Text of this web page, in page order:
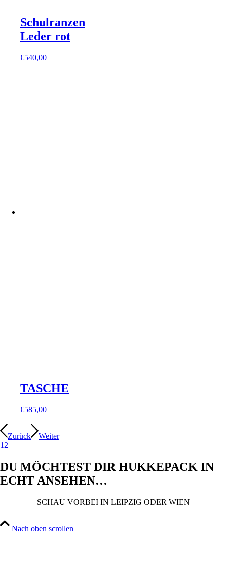
Schulranzen
Leder rot
€540,00
TASCHE
€585,00
Zurück
Weiter
1 2
DU MÖCHTEST DIR HUKKEPACK IN
ECHT ANSEHEN…
SCHAU VORBEI IN LEIPZIG ODER WIEN
Nach oben scrollen